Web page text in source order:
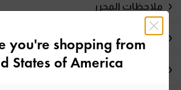
ملاحظات المحرر
تفاصيل المنتج
العروض الحصرية
you're shopping from
States of America